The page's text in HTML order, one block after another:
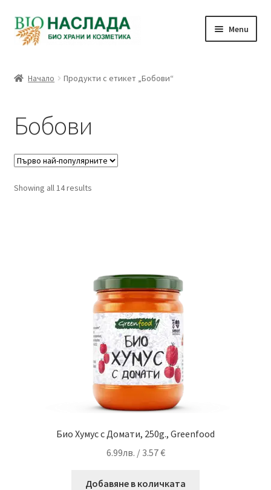
Skip
to
Skip
to
Menu
Плащане
Връзка с нас
Профил
Начало Продукти с етикет „Бобови“
Бобови
Showing all 14 resultsSorted
Био Хумус с Домати, 250g., Greenfood
6.99лв. / 3.57 €
Добавяне в количката